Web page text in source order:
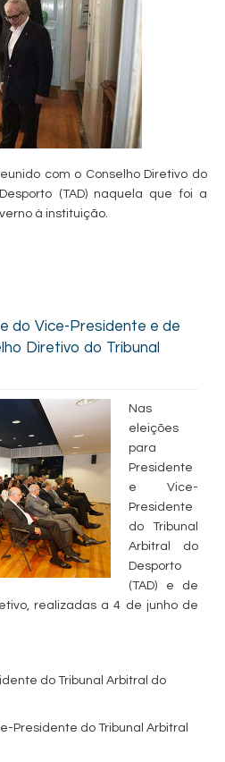
com o Conselho Diretivo do
(TAD) naquela que foi a
à instituição.
do Vice-Presidente e de
Diretivo do Tribunal
Nas
eleições
para
Presidente
e Vice-
Presidente
do Tribunal
Arbitral do
Desporto
(TAD) e de
realizadas a 4 de junho de
do Tribunal Arbitral do
Presidente do Tribunal Arbitral